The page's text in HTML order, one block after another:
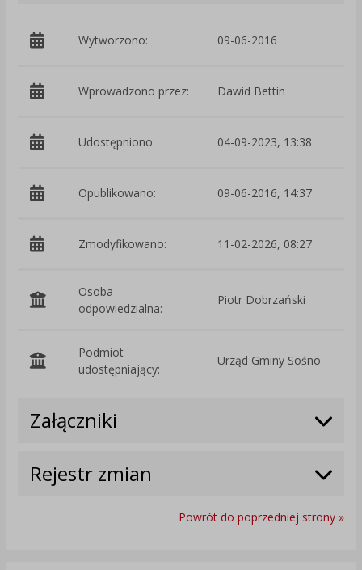
Wytworzono: 09-06-2016
Wprowadzono przez: Dawid Bettin
Udostępniono: 04-09-2023, 13:38
Opublikowano: 09-06-2016, 14:37
Zmodyfikowano: 11-02-2026, 08:27
Osoba
odpowiedzialna:
Piotr Dobrzański
Podmiot
udostępniający:
Urząd Gminy Sośno
Załączniki
Rejestr zmian
Powrót do poprzedniej strony »